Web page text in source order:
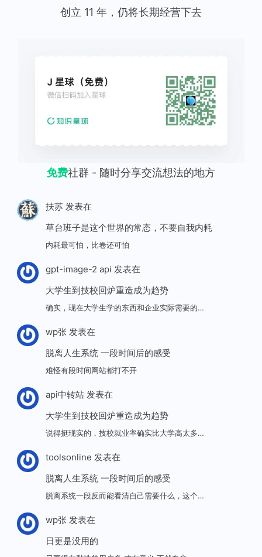
创立 11 年，仍将长期经营下去
免费社群 - 随时分享交流想法的地方
扶苏发表在
草台班子是这个世界的常态，不要自我内耗
内耗最可怕，比卷还可怕
gpt-image-2 api 发表在
大学生到技校回炉重造成为趋势
确实，现在大学生学的东西和企业实际需要的…
wp张发表在
脱离人生系统 一段时间后的感受
难怪有段时间网站都打不开
api中转站发表在
大学生到技校回炉重造成为趋势
说得挺现实的，技校就业率确实比大学高太多…
toolsonline 发表在
脱离人生系统 一段时间后的感受
脱离系统一段反而能看清自己需要什么，这个…
wp张发表在
日更是没用的